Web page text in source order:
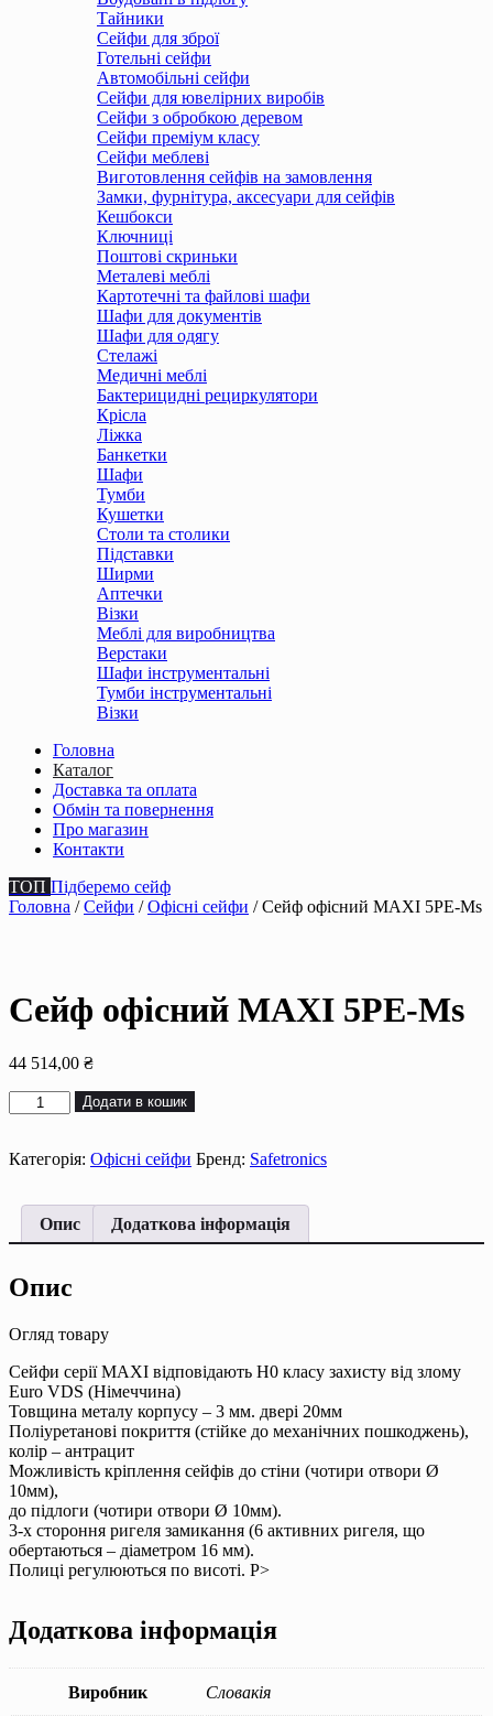
Тайники
Сейфи для зброї
Готельні сейфи
Автомобільні сейфи
Сейфи для ювелірних виробів
Сейфи з обробкою деревом
Сейфи преміум класу
Сейфи меблеві
Виготовлення сейфів на замовлення
Замки, фурнітура, аксесуари для сейфів
Кешбокси
Ключниці
Поштові скриньки
Металеві меблі
Картотечні та файлові шафи
Шафи для документів
Шафи для одягу
Стелажі
Медичні меблі
Бактерицидні рециркулятори
Крісла
Ліжка
Банкетки
Шафи
Тумби
Кушетки
Столи та столики
Підставки
Ширми
Аптечки
Візки
Меблі для виробництва
Верстаки
Шафи інструментальні
Тумби інструментальні
Візки
Головна
Каталог
Доставка та оплата
Обмін та повернення
Про магазин
Контакти
ТОП Підберемо сейф
Головна /Сейфи /Офісні сейфи / Сейф офісний MAXI 5РE-Мs
Сейф офісний MAXI 5РE-Мs
44 514,00 ₴
Сейф
офісний
5РE-
Додати в кошик
Категорія: Офісні сейфи Бренд: Safetronics
Опис Додаткова інформація
Опис
Огляд товару
Сейфи серії MAXI відповідають Н0 класу захисту від злому
Euro VDS (Німеччина)
Товщина металу корпусу – 3 мм. двері 20мм
Поліуретанові покриття (стійке до механічних пошкоджень),
колір – антрацит
Можливість кріплення сейфів до стіни (чотири отвори Ø
10мм),
до підлоги (чотири отвори Ø 10мм).
3-х стороння ригеля замикання (6 активних ригеля, що
обертаються – діаметром 16 мм).
Полиці регулюються по висоті. P>
Додаткова інформація
Виробник Словакія